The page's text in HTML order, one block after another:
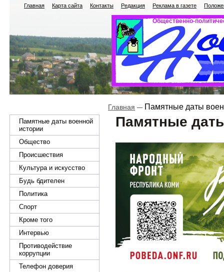
Главная Карта сайта Контакты Редакция Реклама в газете
Общественно-
Памятные даты военной
истории
Общество
Происшествия
Культура и искусство
Будь бдителен
Политика
Спорт
Кроме того
Интервью
Противодействие
коррупции
Телефон доверия
Главная Памятные даты
Памятные